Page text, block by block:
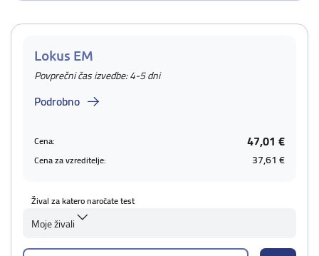
Lokus EM
Povprečni čas izvedbe: 4-5 dni
Podrobno
Cena: 47,01 €
Cena za vzreditelje: 37,61 €
Žival za katero naročate test
Moje živali